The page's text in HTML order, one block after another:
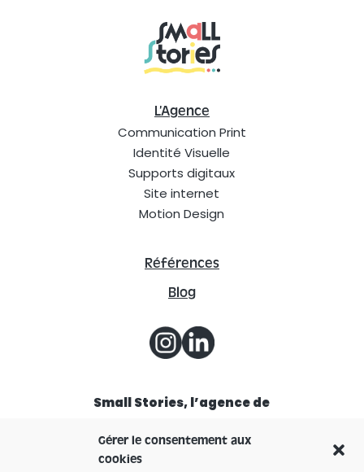
Gérer le consentement aux
cookies
L’Agence
Communication Print
Identité Visuelle
Supports digitaux
Site internet
Motion Design
Références
Blog
Small Stories, l’agence de
11-13 Rue des Aulnes